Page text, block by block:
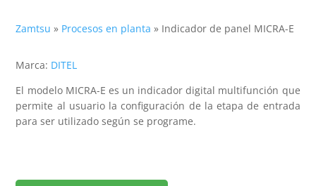
Zamtsu » Procesos en planta » Indicador de panel MICRA-E
Marca: DITEL
El modelo MICRA-E es un indicador digital multifunción que
permite al usuario la configuración de la etapa de entrada
para ser utilizado según se programe.